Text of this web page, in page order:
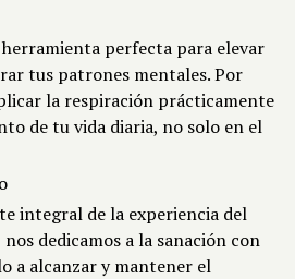
perfecta para elevar
tus patrones mentales. Por
la respiración prácticamente
de tu vida diaria, no solo en el
integral de la experiencia del
dedicamos a la sanación con
a alcanzar y mantener el